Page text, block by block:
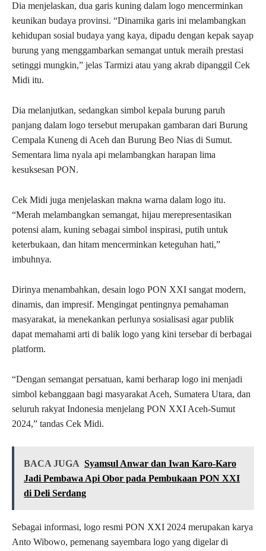
Dia menjelaskan, dua garis kuning dalam logo mencerminkan
keunikan budaya provinsi. “Dinamika garis ini melambangkan
kehidupan sosial budaya yang kaya, dipadu dengan kepak sayap
burung yang menggambarkan semangat untuk meraih prestasi
setinggi mungkin,” jelas Tarmizi atau yang akrab dipanggil Cek
Midi itu.
Dia melanjutkan, sedangkan simbol kepala burung paruh
panjang dalam logo tersebut merupakan gambaran dari Burung
Cempala Kuneng di Aceh dan Burung Beo Nias di Sumut.
Sementara lima nyala api melambangkan harapan lima
kesuksesan PON.
Cek Midi juga menjelaskan makna warna dalam logo itu.
“Merah melambangkan semangat, hijau merepresentasikan
potensi alam, kuning sebagai simbol inspirasi, putih untuk
keterbukaan, dan hitam mencerminkan keteguhan hati,”
imbuhnya.
Dirinya menambahkan, desain logo PON XXI sangat modern,
dinamis, dan impresif. Mengingat pentingnya pemahaman
masyarakat, ia menekankan perlunya sosialisasi agar publik
dapat memahami arti di balik logo yang kini tersebar di berbagai
platform.
“Dengan semangat persatuan, kami berharap logo ini menjadi
simbol kebanggaan bagi masyarakat Aceh, Sumatera Utara, dan
seluruh rakyat Indonesia menjelang PON XXI Aceh-Sumut
2024,” tandas Cek Midi.
BACA JUGA Syamsul Anwar dan Iwan Karo-Karo
Jadi Pembawa Api Obor pada Pembukaan PON XXI
di Deli Serdang
Sebagai informasi, logo resmi PON XXI 2024 merupakan karya
Anto Wibowo, pemenang sayembara logo yang digelar di